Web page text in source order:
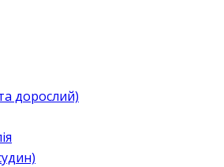
дорослий)